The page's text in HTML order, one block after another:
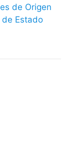
de Origen
Estado